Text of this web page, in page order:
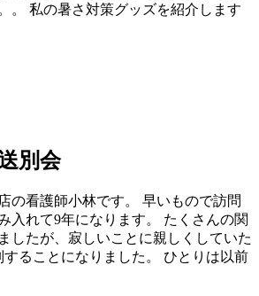
。 私の暑さ対策グッズを紹介します
別会
の看護師小林です。 早いもので訪問
入れて9年になります。 たくさんの関
したが、寂しいことに親しくしていた
ることになりました。 ひとりは以前